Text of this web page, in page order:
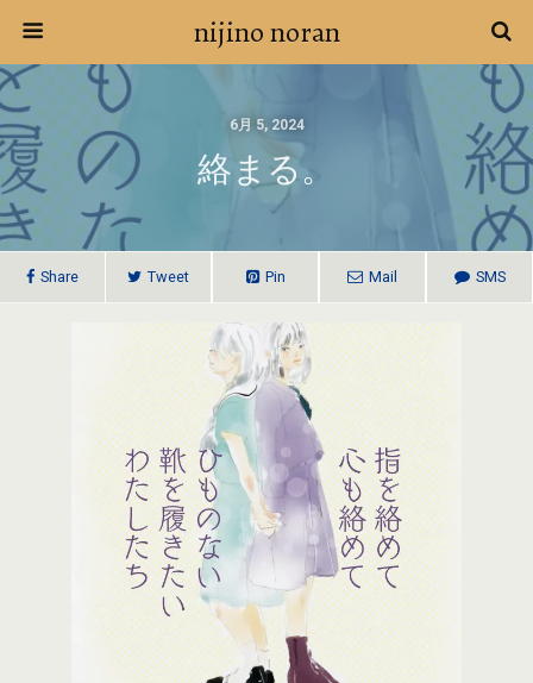
nijino noran
6月 5, 2024
絡まる。
Share Tweet Pin Mail SMS